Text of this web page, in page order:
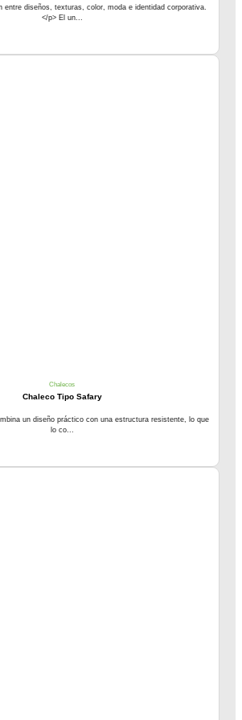
entre diseños, texturas, color, moda e identidad corporativa.
</p> El un...
Chalecos
Chaleco Tipo Safary
un diseño práctico con una estructura resistente, lo que
lo co...